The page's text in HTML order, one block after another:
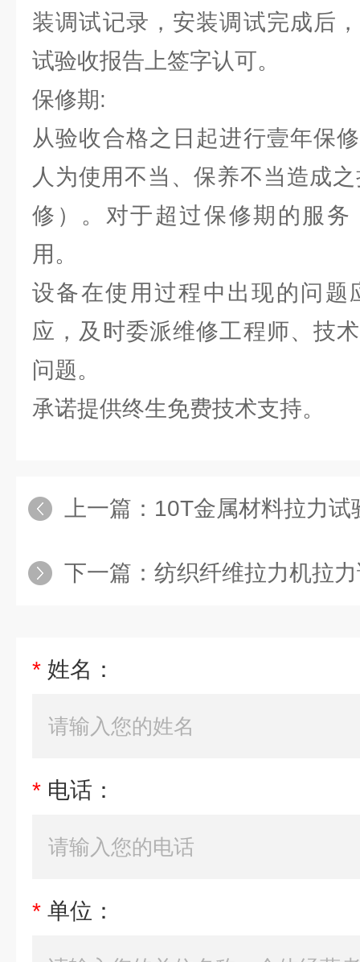
装调试记录，安装调试完成后
试验收报告上签字认可。
保修期:
从验收合格之日起进行壹年保
人为使用不当、保养不当造成
修）。对于超过保修期的服务
用。
设备在使用过程中出现的问题
应，及时委派维修工程师、技
问题。
承诺提供终生免费技术支持。
上一篇： 10T金属材料拉力试
下一篇： 纺织纤维拉力机拉
* 姓名：
* 电话：
* 单位：